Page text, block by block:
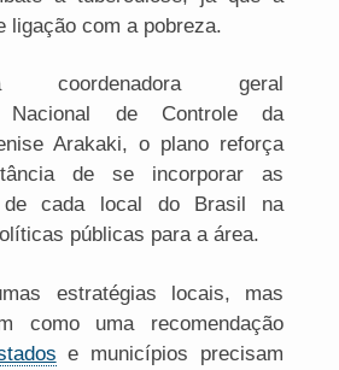
ligação com a pobreza.
coordenadora geral
de Controle da
Arakaki, o plano reforça
de se incorporar as
de cada local do Brasil na
públicas para a área.
estratégias locais, mas
como uma recomendação
e municípios precisam